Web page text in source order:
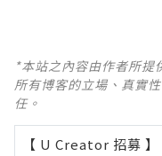
*本站之內容由作者所提
所有博客的立場、真實
任。
【 U Creator 招募 】